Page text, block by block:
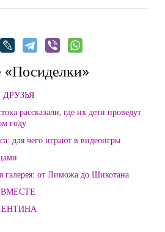
рассказали, где их дети проведут
году
для чего играют в видеоигры
галерея: от Лиможа до Шикотана